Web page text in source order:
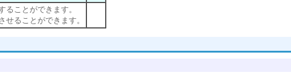
ることができます。
せることができます。